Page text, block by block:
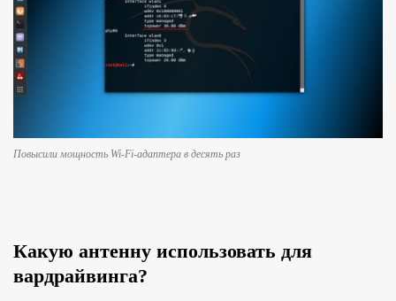
Повысили мощность Wi-Fi-адаптера в десять раз
Какую антенну использовать для
вардрайвинга?